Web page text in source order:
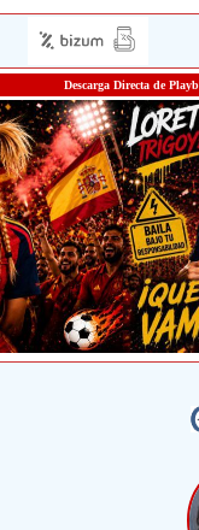
Descarga Directa de